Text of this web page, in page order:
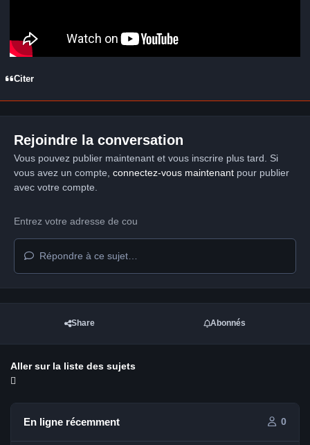
Citer
Rejoindre la conversation
Vous pouvez publier maintenant et vous inscrire plus tard. Si
vous avez un compte, connectez-vous maintenantpour publier
avec votre compte.
Répondre à ce sujet…
Share Abonnés
Aller sur la liste des sujets
En ligne récemment 0